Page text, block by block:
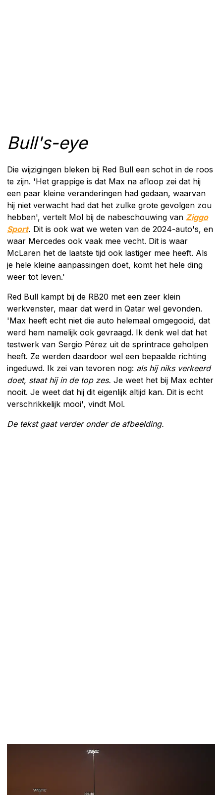
Bull's-eye
Die wijzigingen bleken bij Red Bull een schot in de roos
te zijn. 'Het grappige is dat Max na afloop zei dat hij
een paar kleine veranderingen had gedaan, waarvan
hij niet verwacht had dat het zulke grote gevolgen zou
hebben', vertelt Mol bij de nabeschouwing van Ziggo
Sport. Dit is ook wat we weten van de 2024-auto's, en
waar Mercedes ook vaak mee vecht. Dit is waar
McLaren het de laatste tijd ook lastiger mee heeft. Als
je hele kleine aanpassingen doet, komt het hele ding
weer tot leven.'
Red Bull kampt bij de RB20 met een zeer klein
werkvenster, maar dat werd in Qatar wel gevonden.
'Max heeft echt niet die auto helemaal omgegooid, dat
werd hem namelijk ook gevraagd. Ik denk wel dat het
testwerk van Sergio Pérez uit de sprintrace geholpen
heeft. Ze werden daardoor wel een bepaalde richting
ingeduwd. Ik zei van tevoren nog: als hij niks verkeerd
doet, staat hij in de top zes. Je weet het bij Max echter
nooit. Je weet dat hij dit eigenlijk altijd kan. Dit is echt
verschrikkelijk mooi', vindt Mol.
De tekst gaat verder onder de afbeelding.